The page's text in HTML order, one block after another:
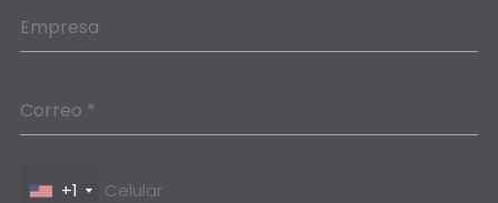
Empresa
Correo *
+1